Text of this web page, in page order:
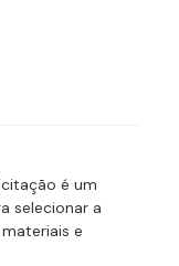
é um
selecionar a
e